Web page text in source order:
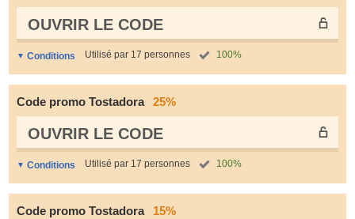
OUVRIR LE СODE
Conditions Utilisé par 17 personnes 100%
Code promo Tostadora 25%
OUVRIR LE СODE
Conditions Utilisé par 17 personnes 100%
Code promo Tostadora 15%